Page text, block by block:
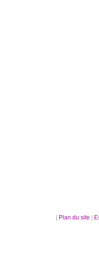
Plan du site